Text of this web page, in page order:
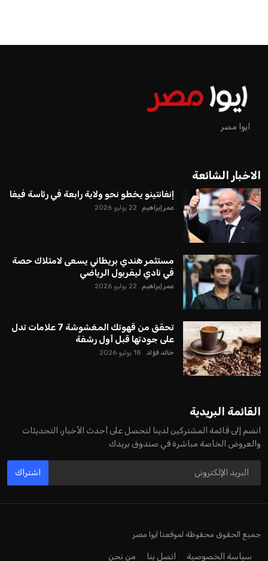
ايوا مصر
الاخبار الشائعة
إنفانتينو يخطو نحو ولاية رابعة في رئاسة فيفا
عمر إبراهيم 22 يوليو 2026
مستثمر هندي بريطاني يسعى لامتلاك حصة
في نادي ليفربول الرياضي
عمر إبراهيم 22 يوليو 2026
تحقق من قهوتك المغشوشة 7 علامات تدل
على جودتها قبل أول رشفة
خالد فؤاد 18 يوليو 2026
القائمة البريدية
انضم إلى قائمة المشتركين لدينا لتحصل على أحدث الأخبار، التحديثات
والعروض الخاصة مباشرة في صندوق بريدك
اشتراك
جميع الحقوق محفوظة لموقعنا ايوا مصر
سياسة الخصوصية اتصل بنا من نحن